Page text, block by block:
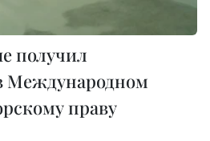
получил
Международном
праву